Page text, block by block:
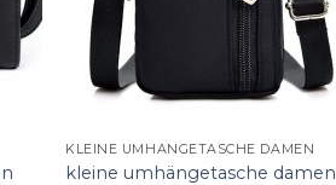
KLEINE UMHÄNGETASCHE DAMEN
kleine umhängetasche damen